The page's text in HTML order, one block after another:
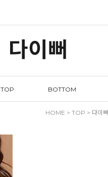
다이뻐
TOP BOTTOM
HOME > TOP > 다이